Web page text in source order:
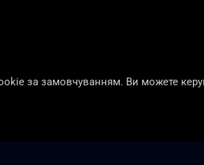
за замовчуванням. Ви можете